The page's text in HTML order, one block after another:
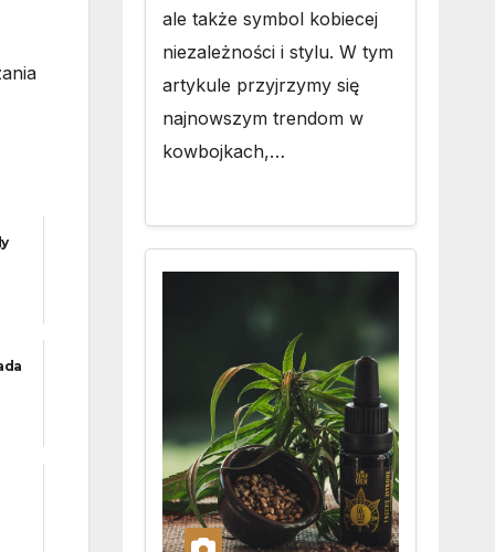
ale także symbol kobiecej
niezależności i stylu. W tym
artykule przyjrzymy się
najnowszym trendom w
kowbojkach,…